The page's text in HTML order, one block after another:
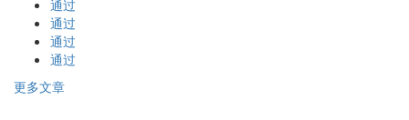
通过
通过
通过
通过
更多文章